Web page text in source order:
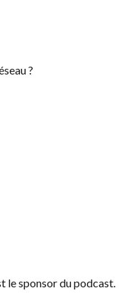
?
le sponsor du podcast.